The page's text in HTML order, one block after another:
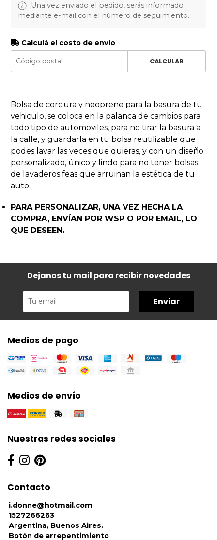
Una vez enviado el pedido, serás informado
mediante e-mail con el número de seguimiento.
Calculá el costo de envío
CALCULAR
Bolsa de cordura y neoprene para la basura de tu
vehiculo, se coloca en la palanca de cambios para
todo tipo de automoviles, para no tirar la basura a
la calle, y guardarla en tu bolsa reutilizable que
podes lavar las veces que quieras, y con un diseño
personalizado, único y lindo para no tener bolsas
de lavaderos feas que arruinan la estética de tu
auto.
PARA PERSONALIZAR, UNA VEZ HECHA LA
COMPRA, ENVÍAN POR WSP O POR EMAIL, LO
QUE DESEEN.
Dejanos tu mail para recibir novedades
Enviar
Medios de pago
Medios de envío
Nuestras redes sociales
Contacto
i.donne@hotmail.com
1527266263
Argentina, Buenos Aires.
Botón de arrepentimiento